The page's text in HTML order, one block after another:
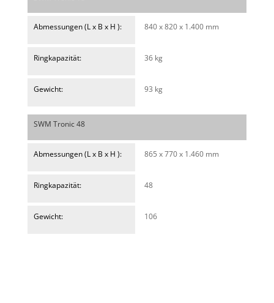
Abmessungen (L x B x H ): 840 x 820 x 1.400 mm
Ringkapazität: 36 kg
Gewicht: 93 kg
SWM Tronic 48
Abmessungen (L x B x H ): 865 x 770 x 1.460 mm
Ringkapazität: 48
Gewicht: 106